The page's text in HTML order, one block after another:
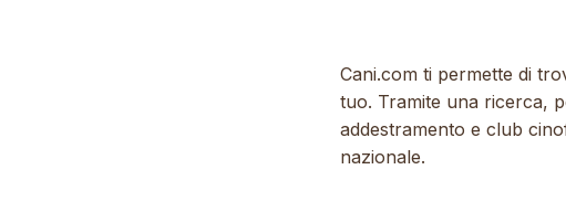
Cani.com ti permette di
tuo. Tramite una ricerca,
addestramento e club
nazionale.